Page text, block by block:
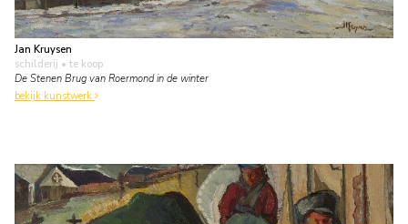
Jan Kruysen
schilderij • te koop
De Stenen Brug van Roermond in de winter
bekijk kunstwerk